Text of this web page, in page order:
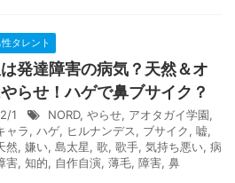
性タレント
発達障害の病気？天然＆オ
らせ！ハゲで鼻ブサイク？
1 NORD, やらせ, アオタガイ学園,
ャラ, ハゲ, ヒルナンデス, ブサイク, 嘘,
然, 嫌い, 島太星, 歌, 歌手, 気持ち悪い, 病
害, 知的, 自作自演, 薄毛, 障害, 鼻